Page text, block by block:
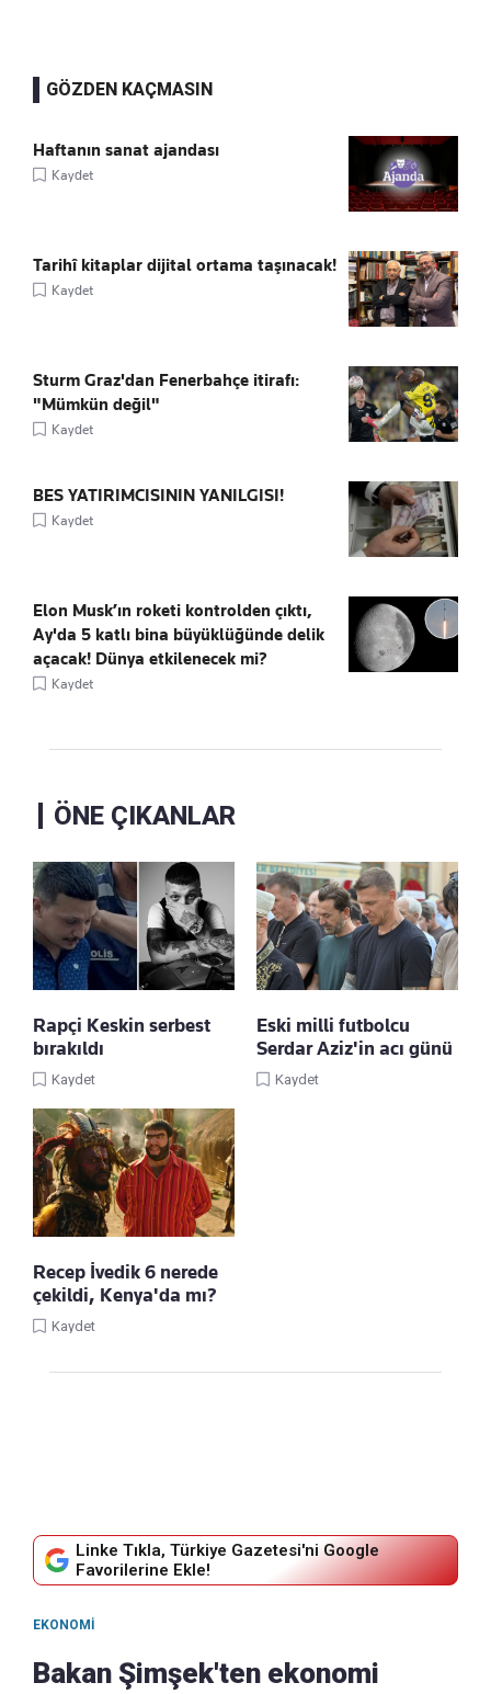
GÖZDEN KAÇMASIN
Haftanın sanat ajandası
Kaydet
Tarihî kitaplar dijital ortama taşınacak!
Kaydet
Sturm Graz'dan Fenerbahçe itirafı:
"Mümkün değil"
Kaydet
BES YATIRIMCISININ YANILGISI!
Kaydet
Elon Musk’ın roketi kontrolden çıktı,
Ay'da 5 katlı bina büyüklüğünde delik
açacak! Dünya etkilenecek mi?
Kaydet
ÖNE ÇIKANLAR
Rapçi Keskin serbest
bırakıldı
Kaydet
Eski milli futbolcu
Serdar Aziz'in acı günü
Kaydet
Recep İvedik 6 nerede
çekildi, Kenya'da mı?
Kaydet
Linke Tıkla, Türkiye Gazetesi'ni Google
Favorilerine Ekle!
EKONOMI
Bakan Şimşek'ten ekonomi